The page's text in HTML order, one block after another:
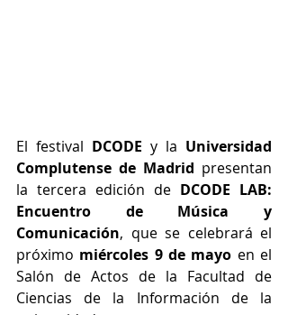
El festival DCODE y la Universidad
Complutense de Madrid presentan
la tercera edición de DCODE LAB:
Encuentro de Música y
Comunicación, que se celebrará el
próximo miércoles 9 de mayo en el
Salón de Actos de la Facultad de
Ciencias de la Información de la